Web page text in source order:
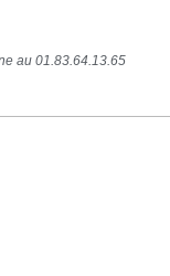
au 01.83.64.13.65